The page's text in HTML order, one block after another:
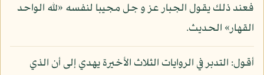
فعند ذلك يقول الجبار عز و جل مجيبا لنفسه «لله الواحد
القهار» الحديث.
أقول: التدبر في الروايات الثلاث الأخيرة يهدي إلى أن الذي